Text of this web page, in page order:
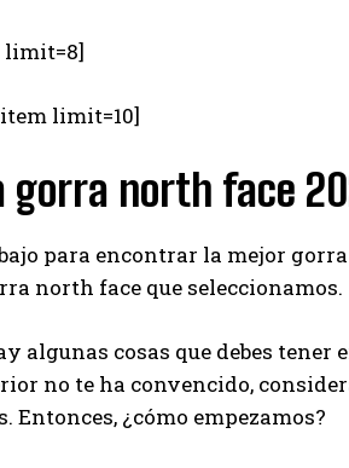
limit=8]
limit=10]
gorra north face
para encontrar la mejor
north face que seleccionamos.
algunas cosas que debes
no te ha convencido,
Entonces, ¿cómo empezamos?